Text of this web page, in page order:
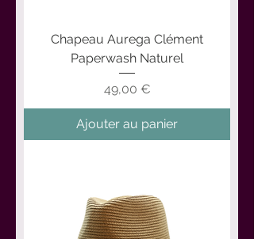
Chapeau Aurega Clément
Paperwash Naturel
Prix
49,00 €
Ajouter au panier